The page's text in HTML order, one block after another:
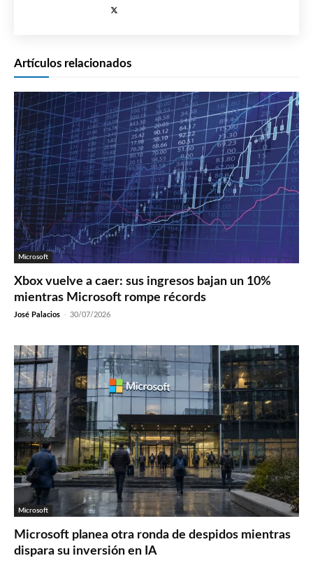
Artículos relacionados
Microsoft
Xbox vuelve a caer: sus ingresos bajan un 10%
mientras Microsoft rompe récords
José Palacios - 30/07/2026
Microsoft
Microsoft planea otra ronda de despidos mientras
dispara su inversión en IA